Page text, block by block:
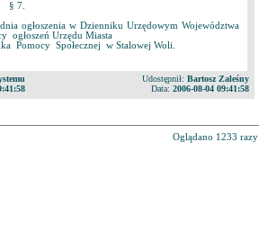
§ 7.
ogłoszenia w Dzienniku Urzędowym Województwa
Urzędu Miasta
Pomocy Społecznej w Stalowej Woli.
Udostępnił: Bartosz Zaleśny
Data: 2006-08-04 09:41:58
Oglądano 1233 razy